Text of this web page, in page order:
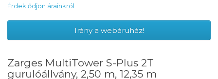
Érdeklődjön árainkról
Irány a webáruház!
Zarges MultiTower S-Plus 2T
gurulóállvány, 2,50 m, 12,35 m